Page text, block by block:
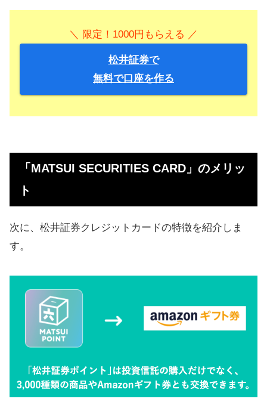
＼ 限定！1000円もらえる ／
松井証券で
無料で口座を作る
「MATSUI SECURITIES CARD」のメリッ
ト
次に、松井証券クレジットカードの特徴を紹介しま
す。